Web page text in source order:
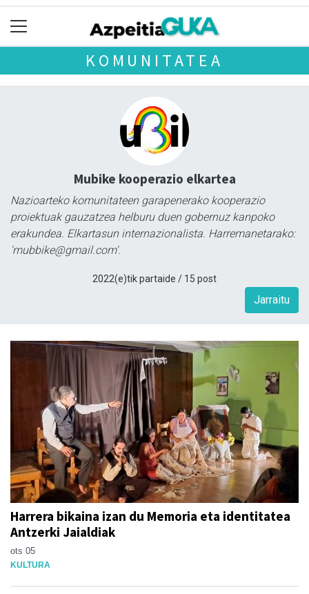
KOMUNITATEA
Mubike kooperazio elkartea
Nazioarteko komunitateen garapenerako kooperazio
proiektuak gauzatzea helburu duen gobernuz kanpoko
erakundea. Elkartasun internazionalista. Harremanetarako:
'mubbike@gmail.com'.
2022(e)tik partaide / 15 post
Jarraitu
Harrera bikaina izan du Memoria eta identitatea
Antzerki Jaialdiak
ots 05
KULTURA